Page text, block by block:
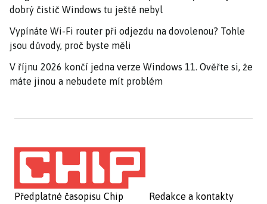
dobrý čistič Windows tu ještě nebyl
Vypínáte Wi-Fi router při odjezdu na dovolenou? Tohle
jsou důvody, proč byste měli
V říjnu 2026 končí jedna verze Windows 11. Ověřte si, že
máte jinou a nebudete mít problém
Předplatné časopisu Chip
Redakce a kontakty